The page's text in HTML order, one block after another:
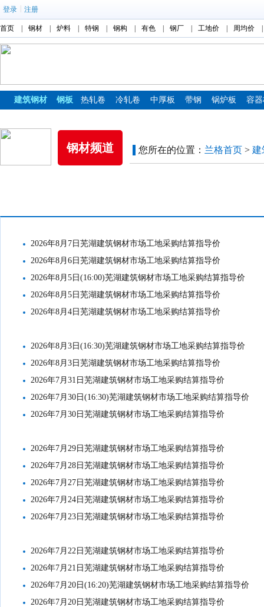
登录 注册
首页 钢材 炉料 特钢 钢构 有色 钢厂 工地价 周均价
建筑钢材 钢板 热轧卷 冷轧卷 中厚板 带钢 锅炉板 容
钢材频道 您所在的位置： 兰格首页 > 建
2026年8月7日芜湖建筑钢材市场工地采购结算指导价
2026年8月6日芜湖建筑钢材市场工地采购结算指导价
2026年8月5日(16:00)芜湖建筑钢材市场工地采购结算指导价
2026年8月5日芜湖建筑钢材市场工地采购结算指导价
2026年8月4日芜湖建筑钢材市场工地采购结算指导价
2026年8月3日(16:30)芜湖建筑钢材市场工地采购结算指导价
2026年8月3日芜湖建筑钢材市场工地采购结算指导价
2026年7月31日芜湖建筑钢材市场工地采购结算指导价
2026年7月30日(16:30)芜湖建筑钢材市场工地采购结算指导价
2026年7月30日芜湖建筑钢材市场工地采购结算指导价
2026年7月29日芜湖建筑钢材市场工地采购结算指导价
2026年7月28日芜湖建筑钢材市场工地采购结算指导价
2026年7月27日芜湖建筑钢材市场工地采购结算指导价
2026年7月24日芜湖建筑钢材市场工地采购结算指导价
2026年7月23日芜湖建筑钢材市场工地采购结算指导价
2026年7月22日芜湖建筑钢材市场工地采购结算指导价
2026年7月21日芜湖建筑钢材市场工地采购结算指导价
2026年7月20日(16:20)芜湖建筑钢材市场工地采购结算指导价
2026年7月20日芜湖建筑钢材市场工地采购结算指导价